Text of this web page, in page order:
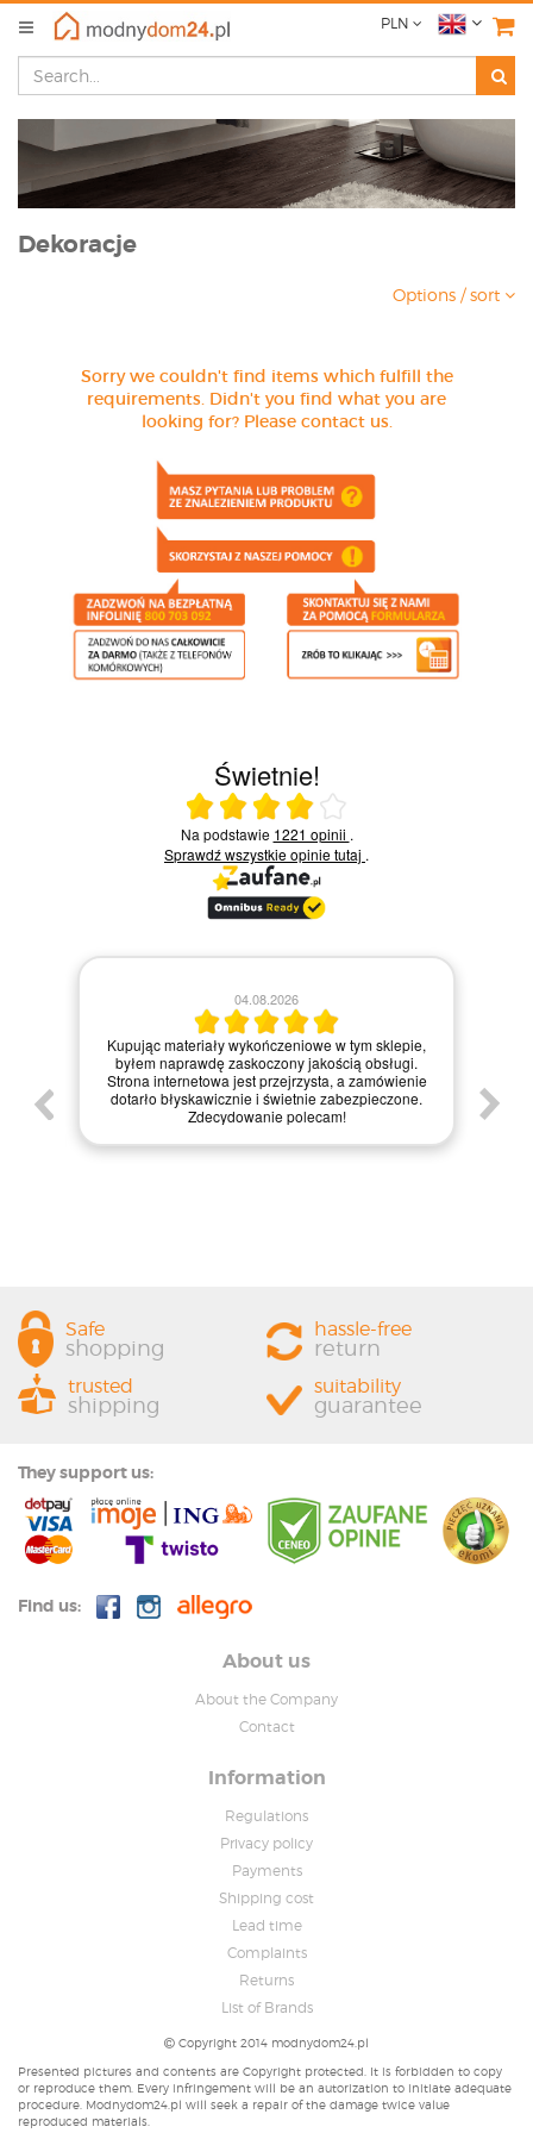
PLN
Dekoracje
Options / sort
Sorry we couldn't find items which fulfill the
requirements. Didn't you find what you are
looking for? Please contact us.
Świetnie!
Ocena średnia 4 na 5
Na podstawie 1221 opinii .
Sprawdź wszystkie opinietutaj .
04.08.2026
Kupując materiały wykończeniowe w tym sklepie,
byłem naprawdę zaskoczony jakością obsługi.
Strona internetowa jest przejrzysta, a zamówienie
dotarło błyskawicznie i świetnie zabezpieczone.
Zdecydowanie polecam!
Safe
shopping
hassle-free
return
trusted
shipping
suitability
guarantee
They support us:
Find us:
About us
About the Company
Contact
Information
Regulations
Privacy policy
Payments
Shipping cost
Lead time
Complaints
Returns
List of Brands
Copyright 2014 modnydom24.pl
Presented pictures and contents are Copyright protected. It is forbidden to copy
or reproduce them. Every infringement will be an autorization to initiate adequate
procedure. Modnydom24.pl will seek a repair of the damage twice value
reproduced materials.